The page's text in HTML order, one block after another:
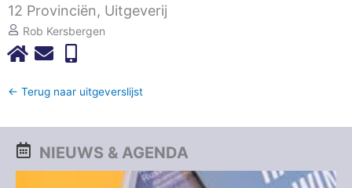
12 Provinciën, Uitgeverij
Rob Kersbergen
← Terug naar uitgeverslijst
NIEUWS & AGENDA